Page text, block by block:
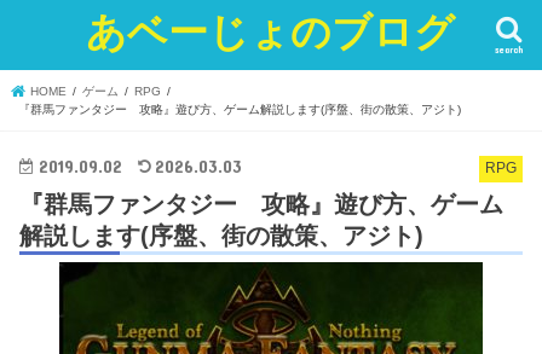
あベーじょのブログ search
HOME ゲーム
RPG
『群馬ファンタジー 攻略』遊び方、ゲーム解説します(序盤、街の散策、アジト)
RPG
2019.09.02 2026.03.03
『群馬ファンタジー 攻略』遊び方、ゲーム
解説します(序盤、街の散策、アジト)